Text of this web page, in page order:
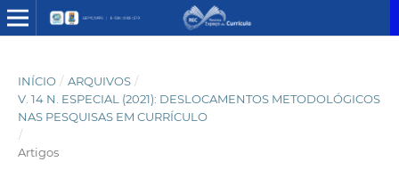
INÍCIO / ARQUIVOS /
V. 14 N. ESPECIAL (2021): DESLOCAMENTOS METODOLÓGICOS
NAS PESQUISAS EM CURRÍCULO
/
Artigos